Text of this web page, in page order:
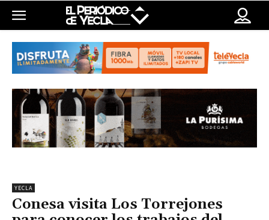
YECLA
Conesa visita Los Torrejones